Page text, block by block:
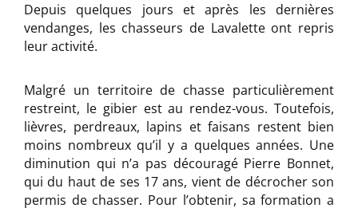
Depuis quelques jours et après les dernières
vendanges, les chasseurs de Lavalette ont repris
leur activité.
Malgré un territoire de chasse particulièrement
restreint, le gibier est au rendez-vous. Toutefois,
lièvres, perdreaux, lapins et faisans restent bien
moins nombreux qu’il y a quelques années. Une
diminution qui n’a pas découragé Pierre Bonnet,
qui du haut de ses 17 ans, vient de décrocher son
permis de chasser. Pour l’obtenir, sa formation a